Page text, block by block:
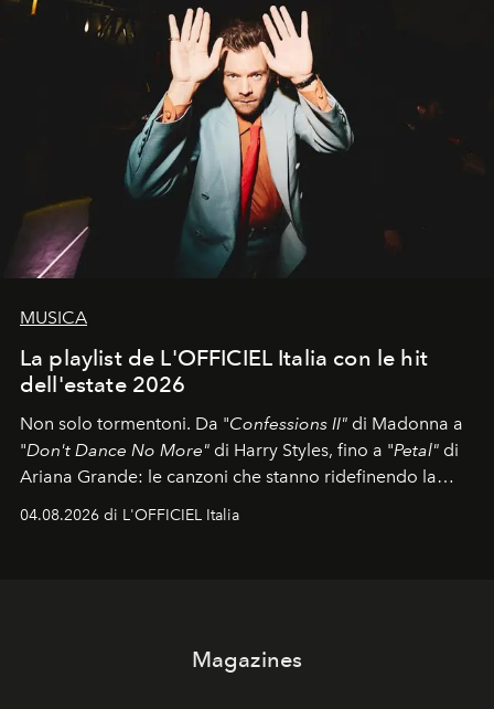
MUSICA
La playlist de L'OFFICIEL Italia con le hit
dell'estate 2026
Non solo tormentoni. Da "Confessions II" di Madonna a
"Don't Dance No More" di Harry Styles, fino a "Petal" di
Ariana Grande: le canzoni che stanno ridefinendo la
colonna sonora della stagione.
04.08.2026 di L'OFFICIEL Italia
Magazines